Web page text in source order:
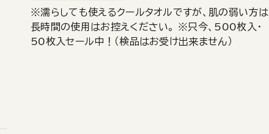
※濡らしても使えるクールタオルですが、肌の弱い方は
長時間の使用はお控えください。 ※只今、500枚入・
50枚入セール中！（検品はお受け出来ません）